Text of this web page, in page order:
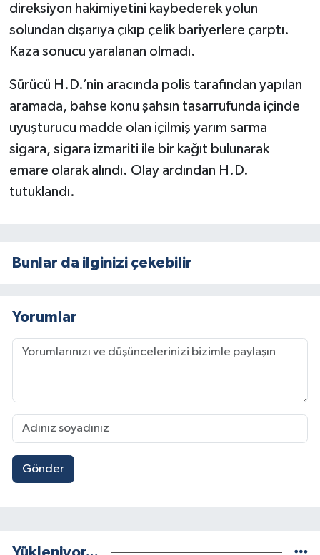
direksiyon hakimiyetini kaybederek yolun
solundan dışarıya çıkıp çelik bariyerlere çarptı.
Kaza sonucu yaralanan olmadı.
Sürücü H.D.’nin aracında polis tarafından yapılan
aramada, bahse konu şahsın tasarrufunda içinde
uyuşturucu madde olan içilmiş yarım sarma
sigara, sigara izmariti ile bir kağıt bulunarak
emare olarak alındı. Olay ardından H.D.
tutuklandı.
Bunlar da ilginizi çekebilir
Yorumlar
Gönder